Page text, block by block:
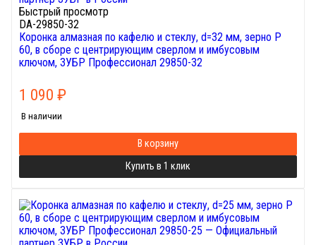
Быстрый просмотр
DA-29850-32
Коронка алмазная по кафелю и стеклу, d=32 мм, зерно Р
60, в сборе с центрирующим сверлом и имбусовым
ключом, ЗУБР Профессионал 29850-32
1 090 ₽
В наличии
В корзину
Купить в 1 клик